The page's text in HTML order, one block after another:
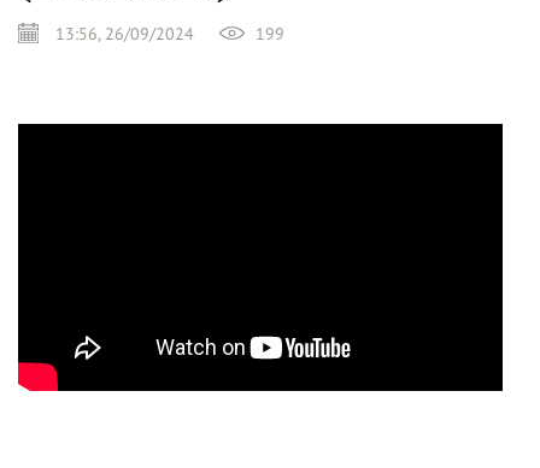
13:56, 26/09/2024 199